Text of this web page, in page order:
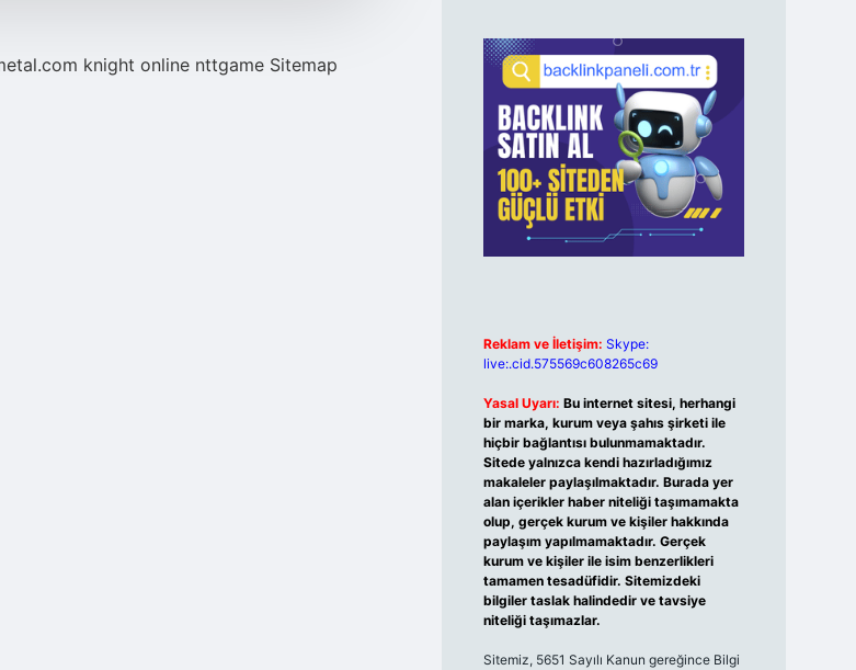
knight online nttgame Sitemap
Reklam ve İletişim: Skype:
live:.cid.575569c608265c69
Yasal Uyarı: Bu internet sitesi, herhangi
bir marka, kurum veya şahıs şirketi ile
hiçbir bağlantısı bulunmamaktadır.
Sitede yalnızca kendi hazırladığımız
makaleler paylaşılmaktadır. Burada yer
alan içerikler haber niteliği taşımamakta
olup, gerçek kurum ve kişiler hakkında
paylaşım yapılmamaktadır. Gerçek
kurum ve kişiler ile isim benzerlikleri
tamamen tesadüfidir. Sitemizdeki
bilgiler taslak halindedir ve tavsiye
niteliği taşımazlar.
Sitemiz, 5651 Sayılı Kanun gereğince Bilgi